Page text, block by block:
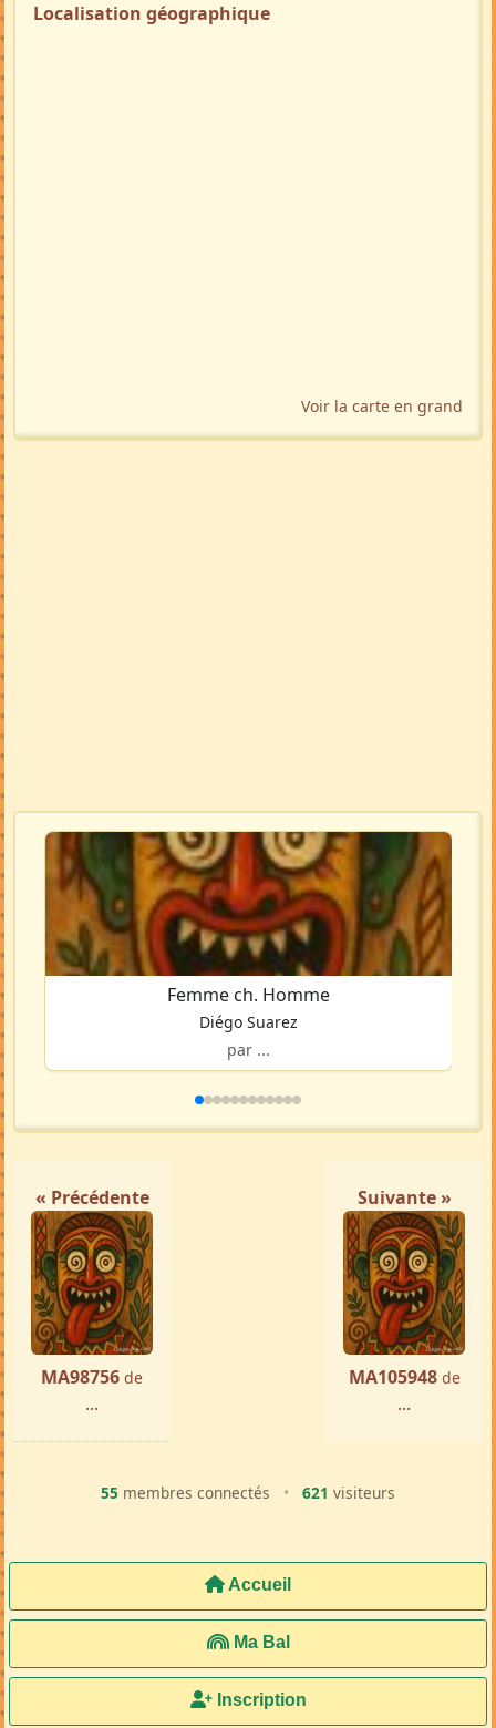
Localisation géographique
Voir la carte en grand
Femme ch. Homme
Diégo Suarez
par ...
« Précédente
MA98756 de
...
Suivante »
MA105948 de
...
55 membres connectés • 621 visiteurs
Accueil
Ma Bal
Inscription